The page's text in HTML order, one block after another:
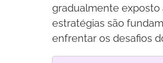
gradualmente exposto
estratégias são
enfrentar os desafios